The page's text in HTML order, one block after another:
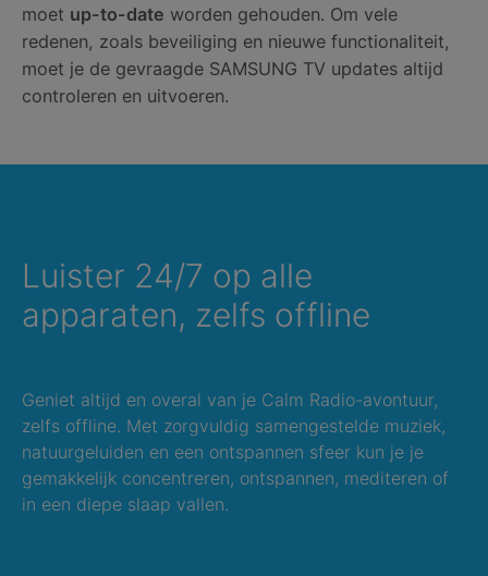
moet up-to-date worden gehouden. Om vele
redenen, zoals beveiliging en nieuwe functionaliteit,
moet je de gevraagde SAMSUNG TV updates altijd
controleren en uitvoeren.
Luister 24/7 op alle
apparaten, zelfs offline
Geniet altijd en overal van je Calm Radio-avontuur,
zelfs offline. Met zorgvuldig samengestelde muziek,
natuurgeluiden en een ontspannen sfeer kun je je
gemakkelijk concentreren, ontspannen, mediteren of
in een diepe slaap vallen.